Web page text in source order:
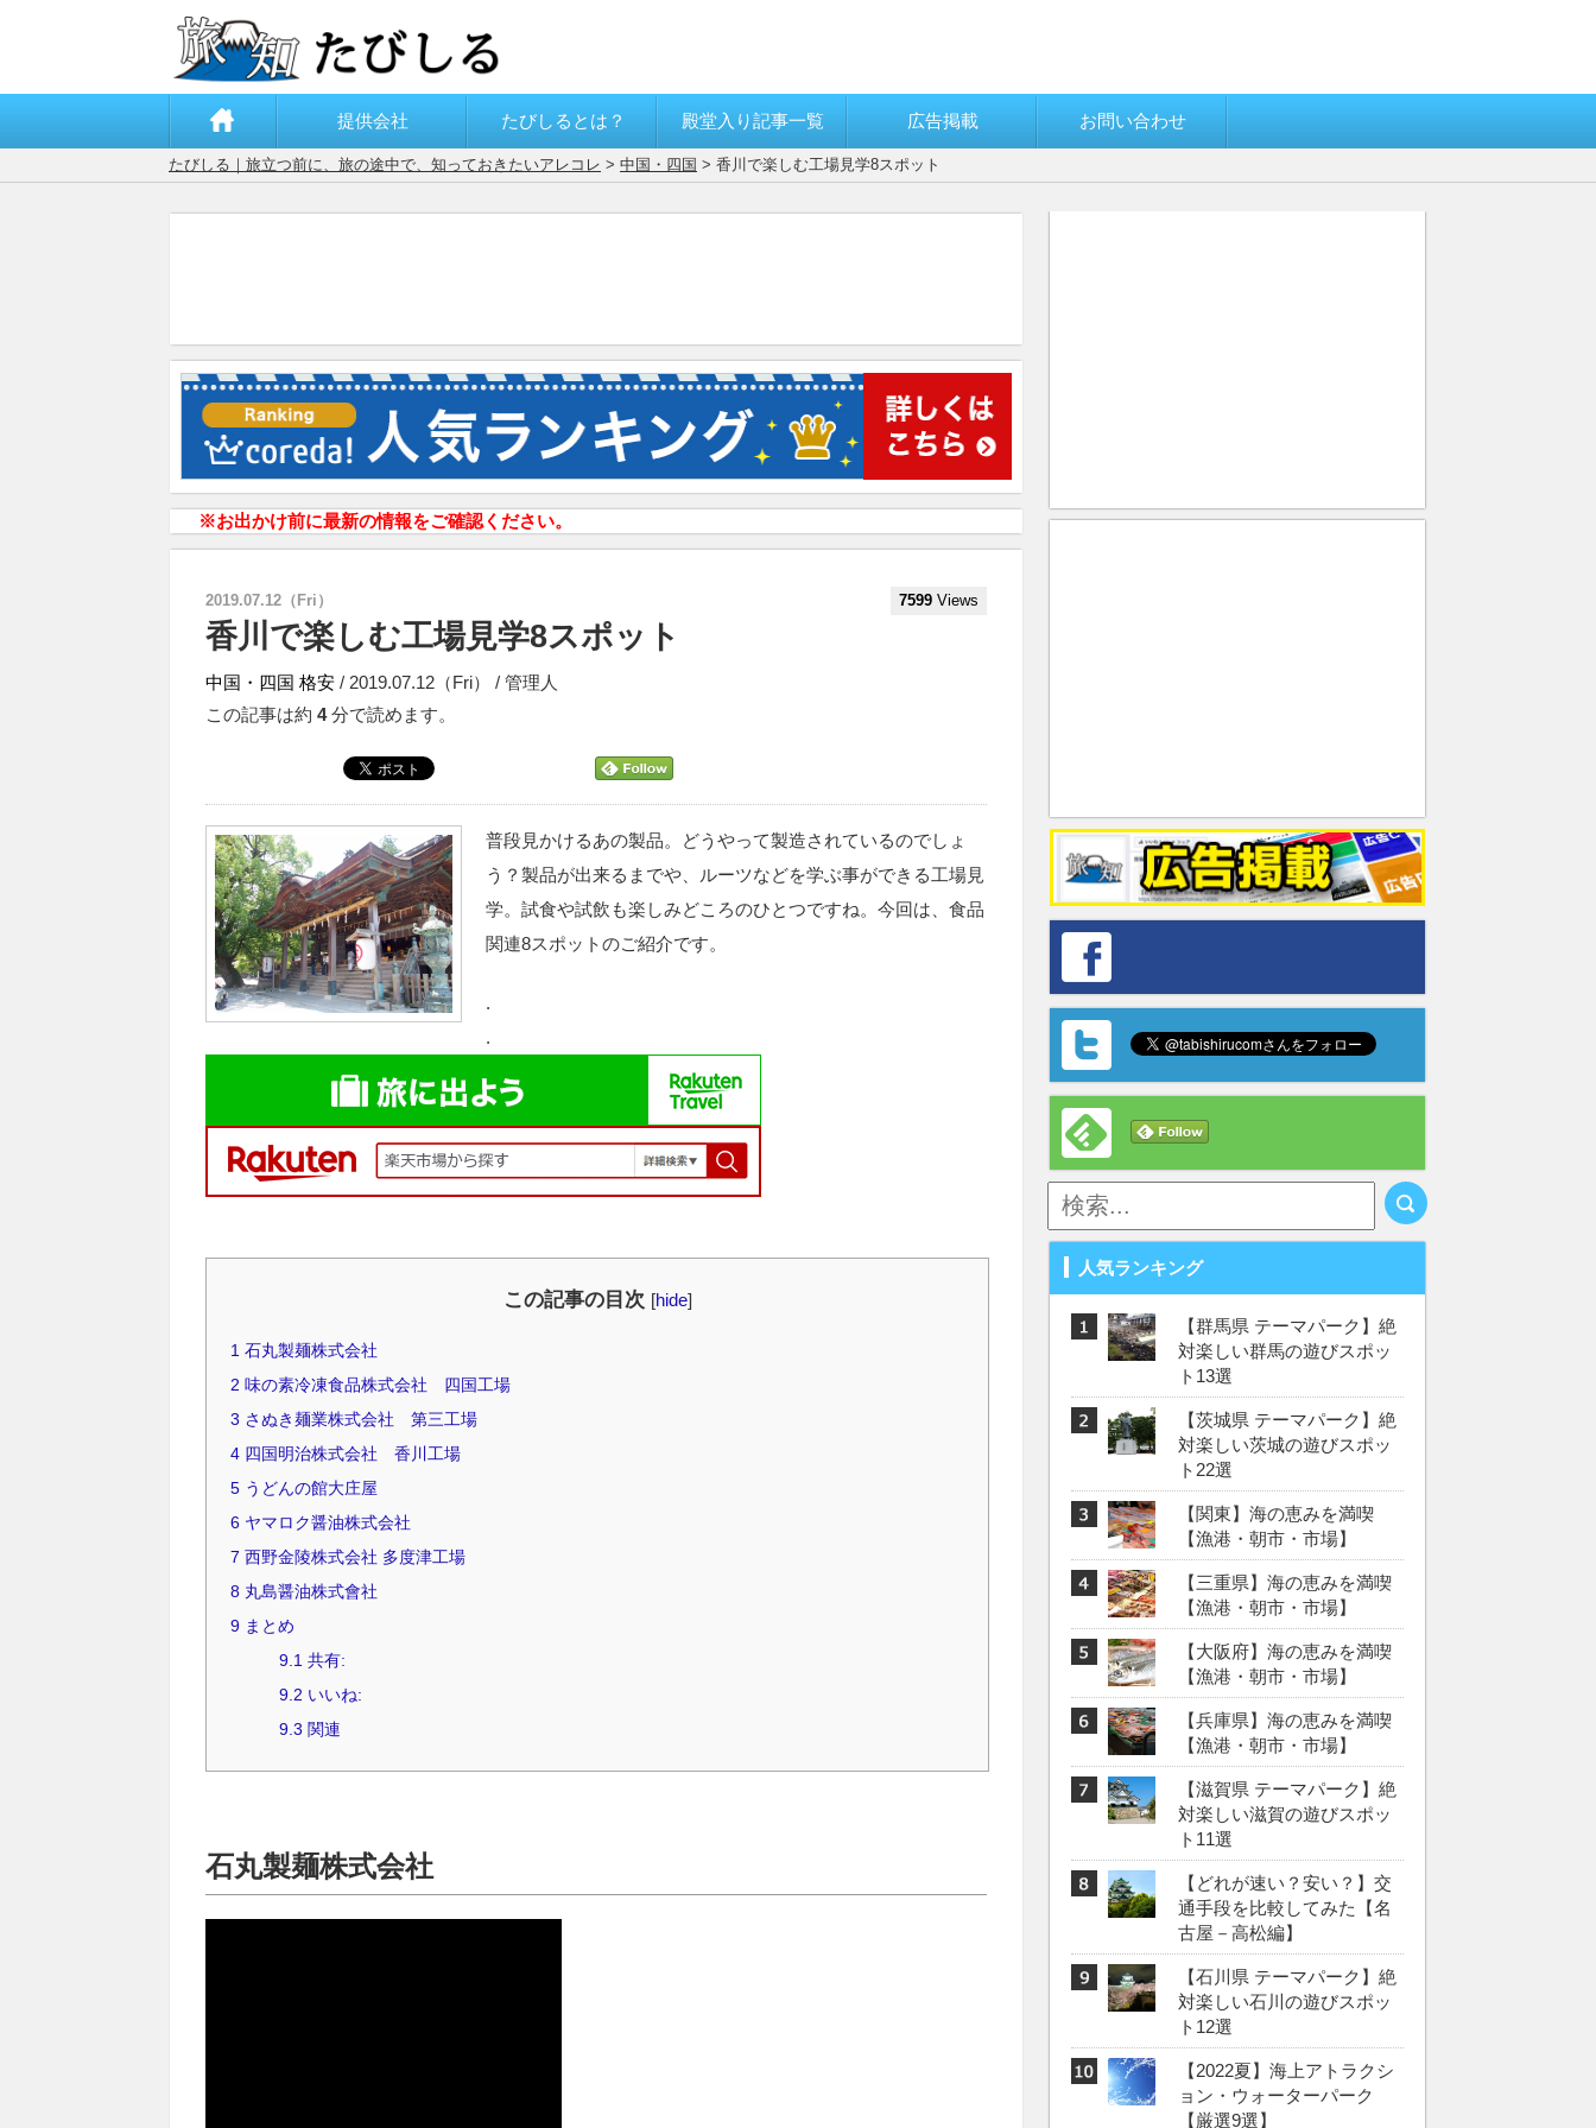
提供会社 たびしるとは？ 殿堂入り記事一覧 広告掲載 お問い合わせ
たびしる｜旅立つ前に、旅の途中で、知っておきたいアレコレ > 中国・四国 > 香川で楽しむ工場見学8スポット
※お出かけ前に最新の情報をご確認ください。
2019.07.12（Fri） 7599 Views
香川で楽しむ工場見学8スポット
中国・四国 格安 / 2019.07.12（Fri） / 管理人
この記事は約 4分で読めます。
普段見かけるあの製品。どうやって製造されているのでしょ
う？製品が出来るまでや、ルーツなどを学ぶ事ができる工場見
学。試食や試飲も楽しみどころのひとつですね。今回は、食品
関連8スポットのご紹介です。
.
.
この記事の目次 [hide]
1 石丸製麺株式会社
2 味の素冷凍食品株式会社 四国工場
3 さぬき麺業株式会社 第三工場
4 四国明治株式会社 香川工場
5 うどんの館大庄屋
6 ヤマロク醤油株式会社
7 西野金陵株式会社 多度津工場
8 丸島醤油株式會社
9 まとめ
9.1 共有:
9.2 いいね:
9.3 関連
石丸製麺株式会社
人気ランキング
【群馬県 テーマパーク】絶
対楽しい群馬の遊びスポッ
ト13選
【茨城県 テーマパーク】絶
対楽しい茨城の遊びスポッ
ト22選
【関東】海の恵みを満喫
【漁港・朝市・市場】
【三重県】海の恵みを満喫
【漁港・朝市・市場】
【大阪府】海の恵みを満喫
【漁港・朝市・市場】
【兵庫県】海の恵みを満喫
【漁港・朝市・市場】
【滋賀県 テーマパーク】絶
対楽しい滋賀の遊びスポッ
ト11選
【どれが速い？安い？】交
通手段を比較してみた【名
古屋－高松編】
【石川県 テーマパーク】絶
対楽しい石川の遊びスポッ
ト12選
【2022夏】海上アトラクシ
ョン・ウォーターパーク
【厳選9選】